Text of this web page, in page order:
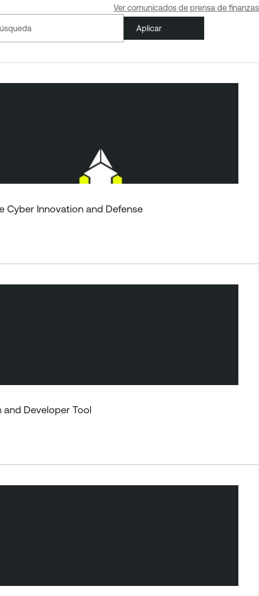
Ver comunicados de prensa de finanzas
Cyber Innovation and Defense
Developer Tool